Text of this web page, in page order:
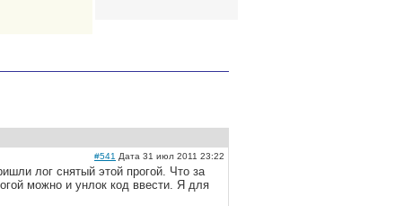
#541 Дата 31 июл 2011 23:22
лог снятый этой прогой. Что за
можно и унлок код ввести. Я для